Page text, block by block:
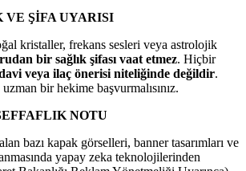
VE ŞİFA UYARISI
kristaller, frekans sesleri veya astrolojik
bir sağlık şifası vaat etmez. Hiçbir
veya ilaç önerisi niteliğinde değildir.
uzman bir hekime başvurmalısınız.
NOTU
bazı kapak görselleri, banner tasarımları ve
yapay zeka teknolojilerinden